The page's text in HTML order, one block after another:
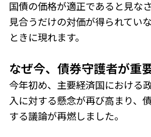
国債の価格が適正であると見な
見合うだけの対価が得られてい
ときに現れます。
なぜ今、債券守護者が重
今年初め、主要経済国における
入に対する懸念が再び高まり、
する議論が再燃しました。